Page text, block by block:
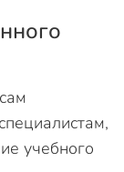
учебного